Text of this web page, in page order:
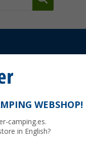
WEBSHOP!
camping.es.
in English?